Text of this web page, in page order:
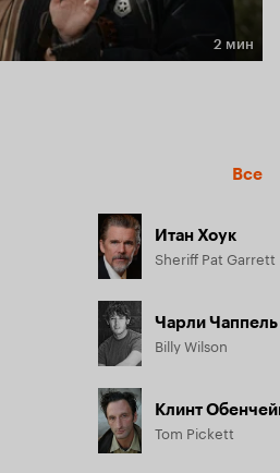
2 мин
Все
Итан Хоук
Sheriff Pat Garrett
Чарли Чаппель
Billy Wilson
Клинт
Tom Pickett